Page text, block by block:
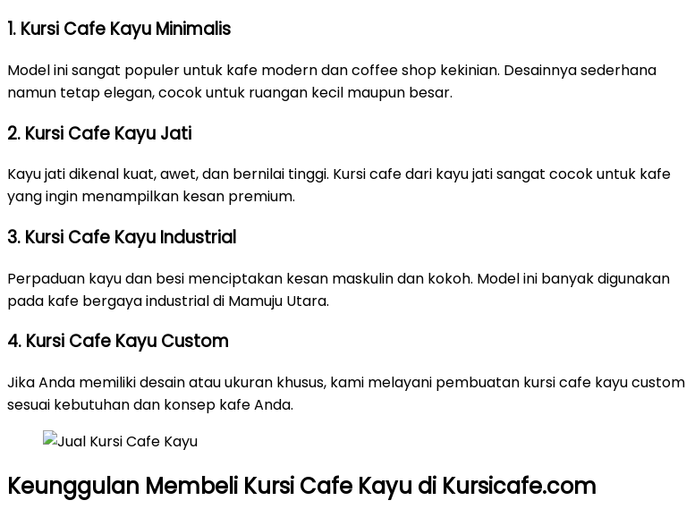
1. Kursi Cafe Kayu Minimalis
Model ini sangat populer untuk kafe modern dan coffee shop kekinian. Desainnya sederhana
namun tetap elegan, cocok untuk ruangan kecil maupun besar.
2. Kursi Cafe Kayu Jati
Kayu jati dikenal kuat, awet, dan bernilai tinggi. Kursi cafe dari kayu jati sangat cocok untuk kafe
yang ingin menampilkan kesan premium.
3. Kursi Cafe Kayu Industrial
Perpaduan kayu dan besi menciptakan kesan maskulin dan kokoh. Model ini banyak digunakan
pada kafe bergaya industrial di Mamuju Utara.
4. Kursi Cafe Kayu Custom
Jika Anda memiliki desain atau ukuran khusus, kami melayani pembuatan kursi cafe kayu custom
sesuai kebutuhan dan konsep kafe Anda.
Keunggulan Membeli Kursi Cafe Kayu di Kursicafe.com